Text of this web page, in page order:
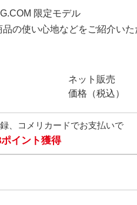
限定モデル
の使い心地などをご紹介いた
ネット販売
価格（税込）
、コメリカードでお支払いで
イント獲得